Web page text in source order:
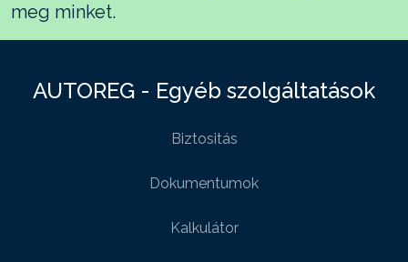
meg minket.
AUTOREG - Egyéb szolgáltatások
Biztositás
Dokumentumok
Kalkulátor